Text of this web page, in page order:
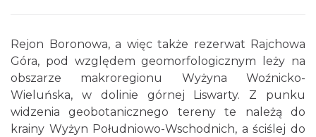
Rejon Boronowa, a więc także rezerwat Rajchowa
Góra, pod względem geomorfologicznym leży na
obszarze makroregionu Wyżyna Woźnicko-
Wieluńska, w dolinie górnej Liswarty. Z punku
widzenia geobotanicznego tereny te należą do
krainy Wyżyn Południowo-Wschodnich, a ściślej do